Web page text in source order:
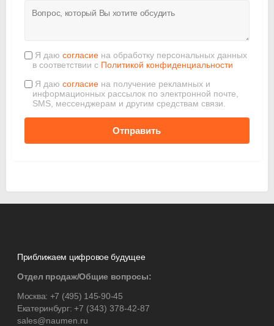
Я даю согласие на обработку персональных данных
в соответствии с Политикой конфиденциальности
Я даю согласие на получение рекламных и
информационных рассылок по электронной почте,
SMS, мессенджерам и другим средствам связи.
Отправить
Приближаем цифровое будущее
Отдел продаж/Общие вопросы:
Москва: +7 (495) 145-90-45
Екатеринбург:+7 (343) 378-42-87
sales@naumen.ru